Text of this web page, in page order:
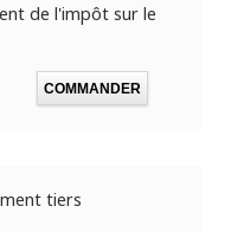
de l'impôt sur le
COMMANDER
tiers